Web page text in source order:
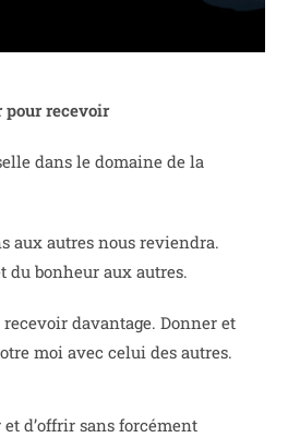
pour recevoir
dans le domaine de la
aux autres nous reviendra.
du bonheur aux autres.
davantage. Donner et
moi avec celui des autres.
d’offrir sans forcément